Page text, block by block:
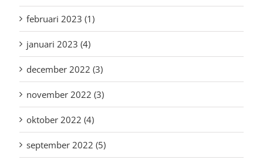
februari 2023 (1)
januari 2023 (4)
december 2022 (3)
november 2022 (3)
oktober 2022 (4)
september 2022 (5)